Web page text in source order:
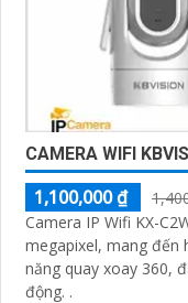
CAMERA WIFI
1,100,000 ₫
Camera IP Wifi KX-
megapixel, mang đến
năng quay xoay 360,
động. .